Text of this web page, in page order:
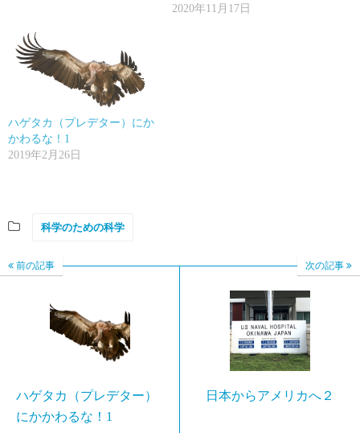
2020年11月17日
ハゲタカ（プレデター）にか
かわるな！1
2019年2月26日
科学のための科学
前の記事
ハゲタカ（プレデター）
にかかわるな！1
次の記事
日本からアメリカへ２